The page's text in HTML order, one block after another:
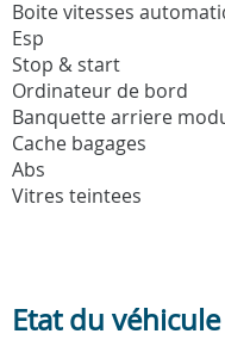
Boite vitesses
Esp
Stop & start
Ordinateur de bord
Banquette arriere
Cache bagages
Abs
Vitres teintees
Etat du véhicule